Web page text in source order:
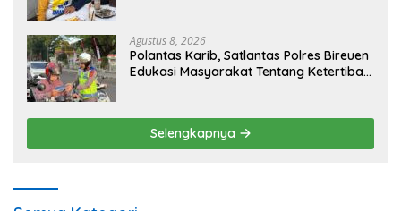
Agustus 8, 2026
Polantas Karib, Satlantas Polres Bireuen
Edukasi Masyarakat Tentang Ketertiban
Selengkapnya